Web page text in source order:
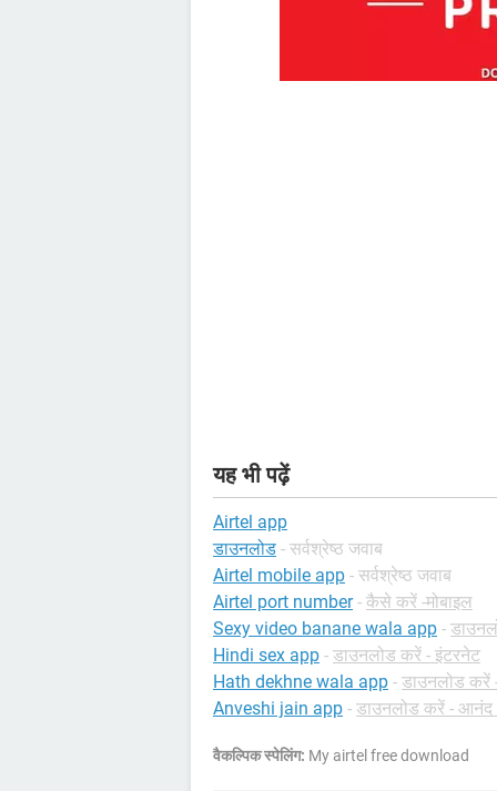
यह भी पढ़ें
Airtel app
डाउनलोड - सर्वश्रेष्ठ जवाब
Airtel mobile app - सर्वश्रेष्ठ जवाब
Airtel port number - कैसे करें -मोबाइल
Sexy video banane wala app -
Hindi sex app - डाउनलोड करें - इंटरनेट
Hath dekhne wala app - डाउनलोड करें
Anveshi jain app - डाउनलोड करें - आनंद
वैकल्पिक स्पेलिंग: My airtel free download